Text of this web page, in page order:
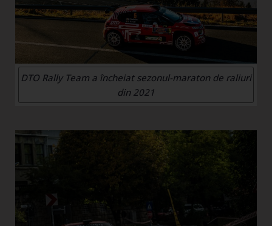
DTO Rally Team a încheiat sezonul-maraton de raliuri
din 2021